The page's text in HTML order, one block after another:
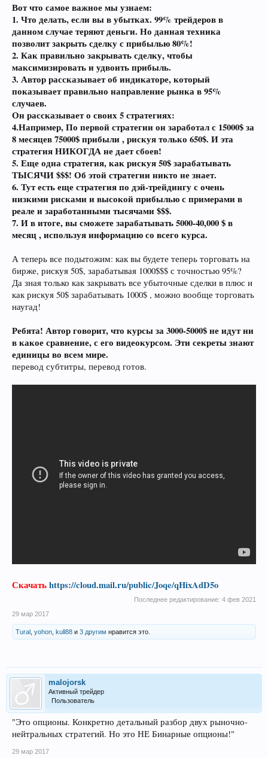
Вот что самое важное мы узнаем:
1. Что делать, если вы в убытках. 99% трейдеров в
данном случае теряют деньги. Но данная техника
позволит закрыть сделку с прибылью 80%!
2. Как правильно закрывать сделку, чтобы
максимизировать и удвоить прибыль.
3. Автор рассказывает об индикаторе, который
показывает правильно направление рынка в 95%
случаев.
Он рассказывает о своих 5 стратегиях:
4.Например, По первой стратегии он заработал с 15000$ за
8 месяцев 75000$ прибыли , рискуя только 650$. И эта
стратегия НИКОГДА не дает сбоев!
5. Еще одна стратегия, как рискуя 50$ зарабатывать
ТЫСЯЧИ $$$! Об этой стратегии никто не знает.
6. Тут есть еще стратегия по дэй-трейдингу с очень
низкими рисками и высокой прибылью с примерами в
реале и заработанными тысячами $$$.
7. И в итоге, вы сможете зарабатывать 5000-40,000 $ в
месяц , используя информацию со всего курса.
А теперь все подытожим: как вы будете теперь торговать на
бирже, рискуя 50$, зарабатывая 1000$$$ с точностью 95%?
Да зная только как закрывать все убыточные сделки в плюс и
как рискуя 50$ зарабатывать 1000$ , можно вообще торговать
наугад!
Ребята! Автор говорит, что курсы за 3000-5000$ не идут ни
в какое сравнение, с его видеокурсом. Эти секреты знают
единицы во всем мире.
перевод субтитры, перевод готов.
Скачатьhttps://cloud.mail.ru/public/Joqe/qHixAdD5o
Последнее редактирование: 4 фев 2021
29 мар 2017
Tural yohon kull88 и 3 другим нравится это.
malojorsk
Активный трейдер
Пользователь
"Это опционы. Конкретно детальный разбор двух рыночно-
нейтральных стратегий. Но это НЕ Бинарные опционы!"
29 мар 2017